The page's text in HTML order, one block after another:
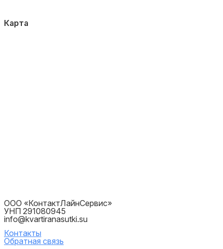
Карта
ООО «КонтактЛайнСервис»
УНП 291080945
info@kvartiranasutki.su
Контакты
Обратная связь